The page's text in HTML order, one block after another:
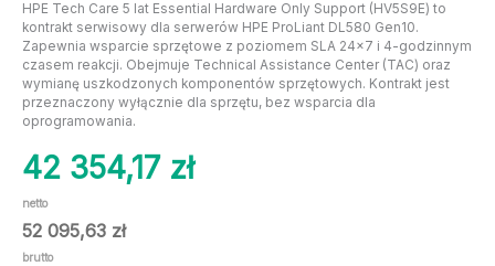
HPE Tech Care 5 lat Essential Hardware Only Support (HV5S9E) to
kontrakt serwisowy dla serwerów HPE ProLiant DL580 Gen10.
Zapewnia wsparcie sprzętowe z poziomem SLA 24×7 i 4-godzinnym
czasem reakcji. Obejmuje Technical Assistance Center (TAC) oraz
wymianę uszkodzonych komponentów sprzętowych. Kontrakt jest
przeznaczony wyłącznie dla sprzętu, bez wsparcia dla
oprogramowania.
42 354,17 zł
netto
52 095,63 zł
brutto